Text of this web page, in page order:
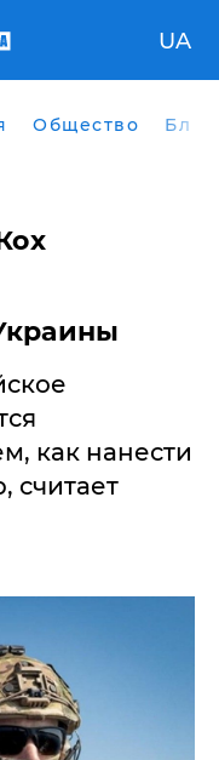
UA
Общество
как нанести
считает